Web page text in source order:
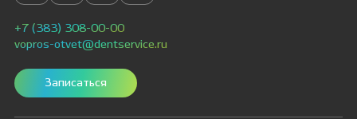
+7 (383) 308-00-00
vopros-otvet@dentservice.ru
Записаться